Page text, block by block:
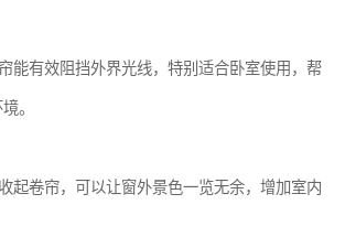
能有效阻挡外界光线，特别适合卧室使用，帮
。
起卷帘，可以让窗外景色一览无余，增加室内